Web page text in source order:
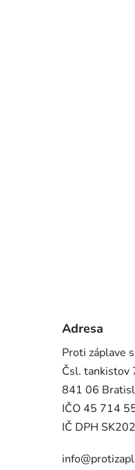
Adresa
Proti záplave
Čsl.
841 06
IČO 45 714
IČ DPH